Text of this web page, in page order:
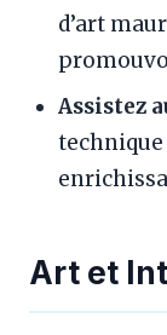
d’art
Assistez
Art et